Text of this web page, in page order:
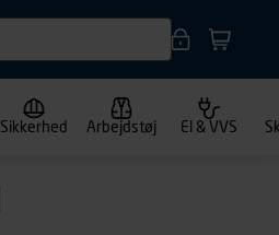
Sikkerhed Arbejdstøj El & VVS